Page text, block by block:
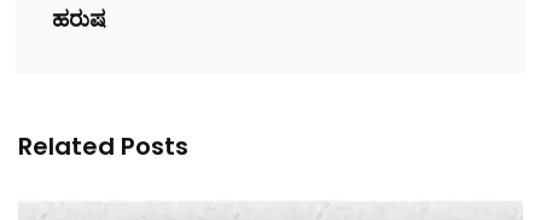
ಹರುಷ
Related Posts